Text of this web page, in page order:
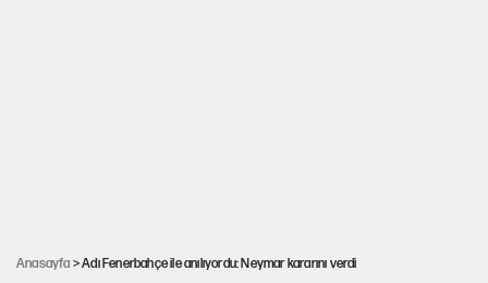
Anasayfa > Adı Fenerbahçe ile anılıyordu: Neymar kararını verdi